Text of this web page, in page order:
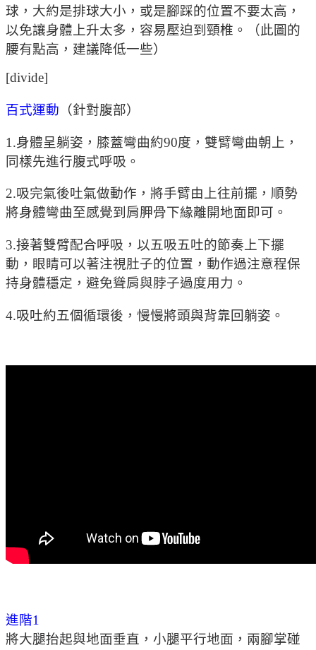
球，大約是排球大小，或是腳踩的位置不要太高，
以免讓身體上升太多，容易壓迫到頸椎。（此圖的
腰有點高，建議降低一些）
[divide]
百式運動 （針對腹部）
1.身體呈躺姿，膝蓋彎曲約90度，雙臂彎曲朝上，
同樣先進行腹式呼吸。
2.吸完氣後吐氣做動作，將手臂由上往前擺，順勢
將身體彎曲至感覺到肩胛骨下緣離開地面即可。
3.接著雙臂配合呼吸，以五吸五吐的節奏上下擺
動，眼睛可以著注視肚子的位置，動作過注意程保
持身體穩定，避免聳肩與脖子過度用力。
4.吸吐約五個循環後，慢慢將頭與背靠回躺姿。
進階1
將大腿抬起與地面垂直，小腿平行地面，兩腳掌碰